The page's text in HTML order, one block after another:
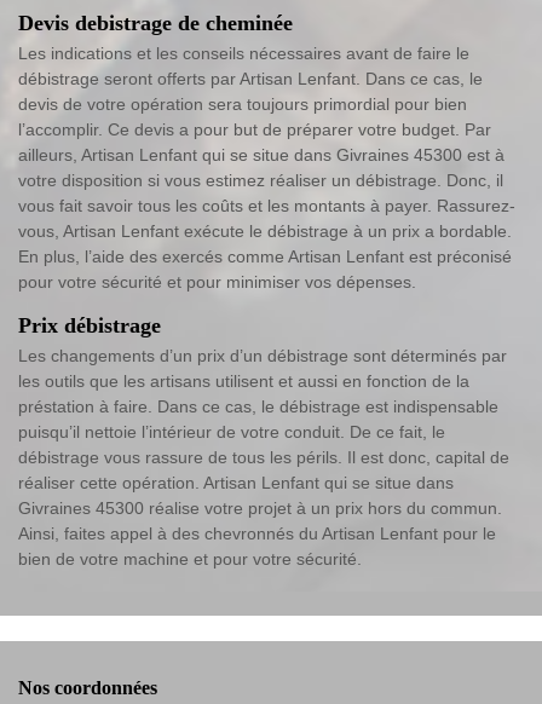
Devis debistrage de cheminée
Les indications et les conseils nécessaires avant de faire le
débistrage seront offerts par Artisan Lenfant. Dans ce cas, le
devis de votre opération sera toujours primordial pour bien
l’accomplir. Ce devis a pour but de préparer votre budget. Par
ailleurs, Artisan Lenfant qui se situe dans Givraines 45300 est à
votre disposition si vous estimez réaliser un débistrage. Donc, il
vous fait savoir tous les coûts et les montants à payer. Rassurez-
vous, Artisan Lenfant exécute le débistrage à un prix a bordable.
En plus, l’aide des exercés comme Artisan Lenfant est préconisé
pour votre sécurité et pour minimiser vos dépenses.
Prix débistrage
Les changements d’un prix d’un débistrage sont déterminés par
les outils que les artisans utilisent et aussi en fonction de la
préstation à faire. Dans ce cas, le débistrage est indispensable
puisqu’il nettoie l’intérieur de votre conduit. De ce fait, le
débistrage vous rassure de tous les périls. Il est donc, capital de
réaliser cette opération. Artisan Lenfant qui se situe dans
Givraines 45300 réalise votre projet à un prix hors du commun.
Ainsi, faites appel à des chevronnés du Artisan Lenfant pour le
bien de votre machine et pour votre sécurité.
Nos coordonnées